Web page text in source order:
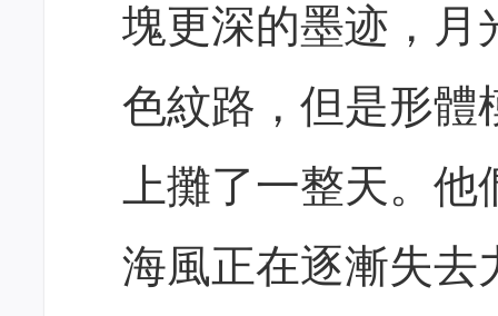
塊更深的墨迹，月
色紋路，但是形體
上攤了一整天。
海風正在逐漸失去